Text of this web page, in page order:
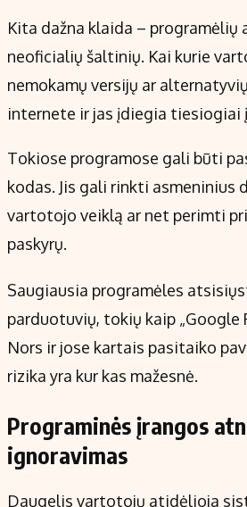
Kita dažna klaida – programėlių
neoficialių šaltinių. Kai kurie
nemokamų versijų ar
internete ir jas įdiegia tiesiogiai
Tokiose programose gali būti
kodas. Jis gali rinkti asmeninius
vartotojo veiklą ar net perimti
paskyrų.
Saugiausia programėles
parduotuvių, tokių kaip „Google
Nors ir jose kartais pasitaiko
rizika yra kur kas mažesnė.
Programinės įrangos
ignoravimas
Daugelis vartotojų atidėlioja